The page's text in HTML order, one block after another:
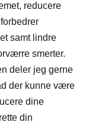
reducere
samt lindre
smerter.
deler jeg gerne
der kunne være
dine
din